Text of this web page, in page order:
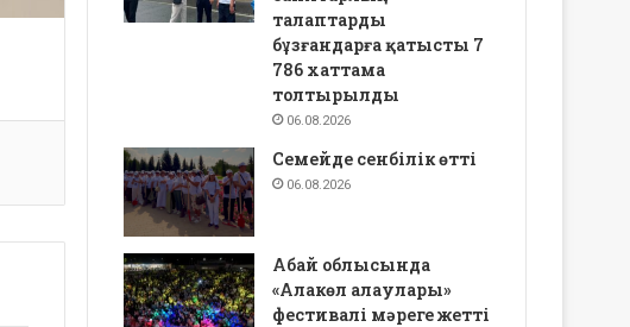
талаптарды
бұзғандарға қатысты 7
786 хаттама
толтырылды
06.08.2026
Семейде сенбілік өтті
06.08.2026
Абай облысында
«Алакөл алаулары»
фестивалі мәреге жетті